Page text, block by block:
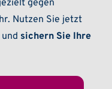
gegen
Nutzen Sie jetzt
sichern Sie Ihre